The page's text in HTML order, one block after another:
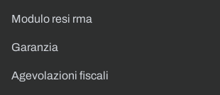
Modulo resi rma
Garanzia
Agevolazioni fiscali